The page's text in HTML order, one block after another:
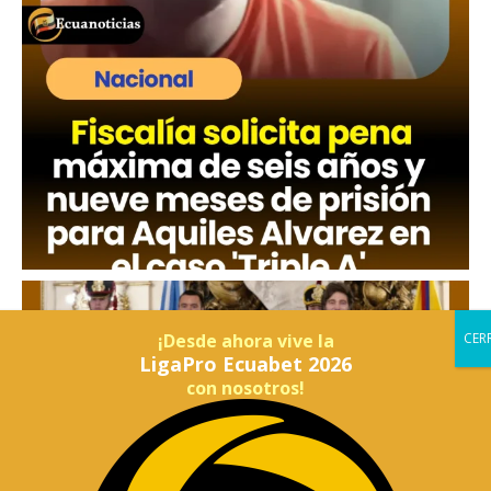
¡Desde ahora vive la
LigaPro Ecuabet 2026
con nosotros!